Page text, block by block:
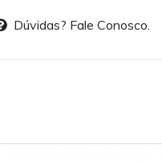
Dúvidas? Fale Conosco.